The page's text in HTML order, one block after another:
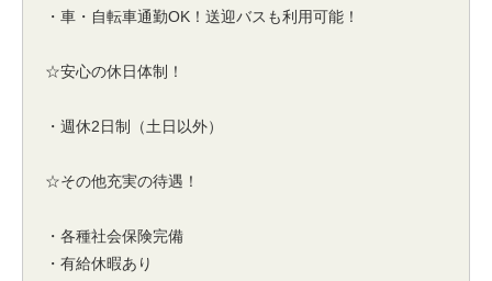
・車・自転車通勤OK！送迎バスも利用可能！
☆安心の休日体制！
・週休2日制（土日以外）
☆その他充実の待遇！
・各種社会保険完備
・有給休暇あり